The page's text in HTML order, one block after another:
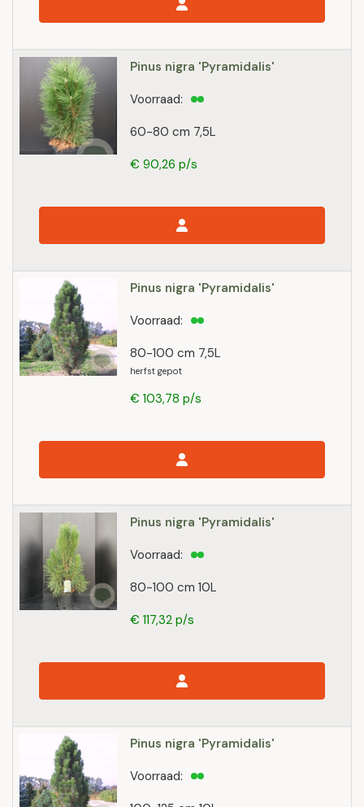
Pinus nigra 'Pyramidalis'
60-80 cm 7,5L
Voorraad:
€ 90,26 p/s
Pinus nigra 'Pyramidalis'
80-100 cm 7,5L
herfst gepot
Voorraad:
€ 103,78 p/s
Pinus nigra 'Pyramidalis'
80-100 cm 10L
Voorraad:
€ 117,32 p/s
Pinus nigra 'Pyramidalis'
Voorraad: